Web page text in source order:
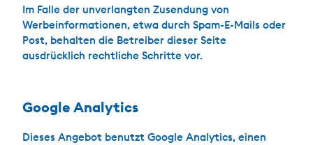
Im Falle der unverlangten Zusendung von
Werbeinformationen, etwa durch Spam-E-Mails oder
Post, behalten die Betreiber dieser Seite
ausdrücklich rechtliche Schritte vor.
Google Analytics
Dieses Angebot benutzt Google Analytics, einen